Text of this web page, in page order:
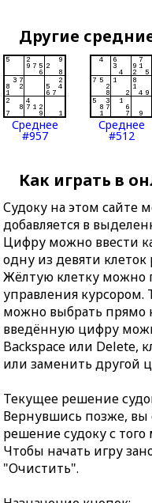
Другие
Среднее
#957
Среднее
#512
Как играть в
Судоку на этом сайте
добавляется в
Цифру можно ввести
одну из девяти
Жёлтую клетку
управления курсором.
можно выбрать прямо
введённую цифру
Backspace или Delete,
или заменить другой
Текущее решение
Вернувшись позже,
решение судоку с
Чтобы начать игру
"Очистить".